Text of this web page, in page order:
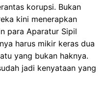
korupsi. Bukan
kini menerapkan
para Aparatur Sipil
harus mikir keras dua
yang bukan haknya.
jadi kenyataan yang